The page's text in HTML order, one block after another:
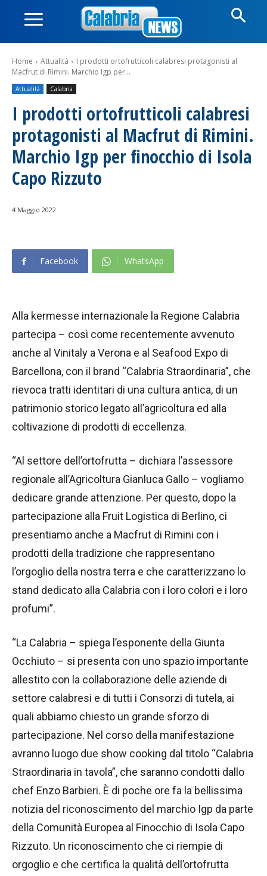
Home Attualità
I prodotti ortofrutticoli calabresi protagonisti al
Macfrut di Rimini. Marchio Igp per...
Attualità Calabria
I prodotti ortofrutticoli calabresi
protagonisti al Macfrut di Rimini.
Marchio Igp per finocchio di Isola
Capo Rizzuto
4 Maggio 2022
Facebook WhatsApp
Alla kermesse internazionale la Regione Calabria
partecipa – così come recentemente avvenuto
anche al Vinitaly a Verona e al Seafood Expo di
Barcellona, con il brand “Calabria Straordinaria”, che
rievoca tratti identitari di una cultura antica, di un
patrimonio storico legato all’agricoltura ed alla
coltivazione di prodotti di eccellenza.
“Al settore dell’ortofrutta – dichiara l’assessore
regionale all’Agricoltura Gianluca Gallo – vogliamo
dedicare grande attenzione. Per questo, dopo la
partecipazione alla Fruit Logistica di Berlino, ci
presentiamo anche a Macfrut di Rimini con i
prodotti della tradizione che rappresentano
l’orgoglio della nostra terra e che caratterizzano lo
stand dedicato alla Calabria con i loro colori e i loro
profumi”.
“La Calabria – spiega l’esponente della Giunta
Occhiuto – si presenta con uno spazio importante
allestito con la collaborazione delle aziende di
settore calabresi e di tutti i Consorzi di tutela, ai
quali abbiamo chiesto un grande sforzo di
partecipazione. Nel corso della manifestazione
avranno luogo due show cooking dal titolo “Calabria
Straordinaria in tavola”, che saranno condotti dallo
chef Enzo Barbieri. È di poche ore fa la bellissima
notizia del riconoscimento del marchio Igp da parte
della Comunità Europea al Finocchio di Isola Capo
Rizzuto. Un riconoscimento che ci riempie di
orgoglio e che certifica la qualità dell’ortofrutta